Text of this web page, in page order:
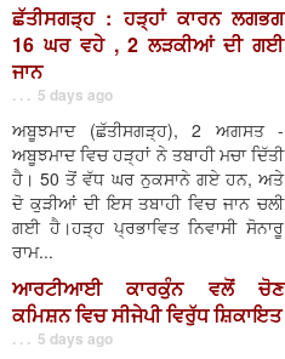
ਛੱਤੀਸਗੜ੍ਹ : ਹੜ੍ਹਾਂ ਕਾਰਨ ਲਗਭਗ
16 ਘਰ ਵਹੇ , 2 ਲੜਕੀਆਂ ਦੀ ਗਈ
ਜਾਨ
. . . 5 days ago
ਅਬੂਝਮਾਦ (ਛੱਤੀਸਗੜ੍ਹ), 2 ਅਗਸਤ -
ਅਬੂਝਮਾਦ ਵਿਚ ਹੜ੍ਹਾਂ ਨੇ ਤਬਾਹੀ ਮਚਾ ਦਿੱਤੀ
ਹੈ। 50 ਤੋਂ ਵੱਧ ਘਰ ਨੁਕਸਾਨੇ ਗਏ ਹਨ, ਅਤੇ
ਦੋ ਕੁੜੀਆਂ ਦੀ ਇਸ ਤਬਾਹੀ ਵਿਚ ਜਾਨ ਚਲੀ
ਗਈ ਹੈ।ਹੜ੍ਹ ਪ੍ਰਭਾਵਿਤ ਨਿਵਾਸੀ ਸੋਨਾਰੂ
ਰਾਮ...
ਆਰਟੀਆਈ ਕਾਰਕੁੰਨ ਵਲੋਂ ਚੋਣ
ਕਮਿਸ਼ਨ ਵਿਚ ਸੀਜੇਪੀ ਵਿਰੁੱਧ ਸ਼ਿਕਾਇਤ
. . . 5 days ago